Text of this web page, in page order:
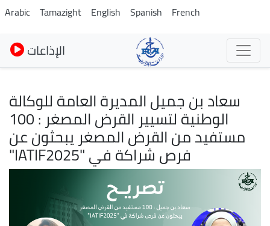
Pasar
al
contenido
principal
Arabic Tamazight English Spanish French
الإذاعات
سعاد بن جميل المديرة العامة للوكالة
الوطنية لتسيير القرض المصغر : 100
مستفيد من القرض المصغر يبحثون عن
فرص شراكة في "IATIF2025"
Imagen